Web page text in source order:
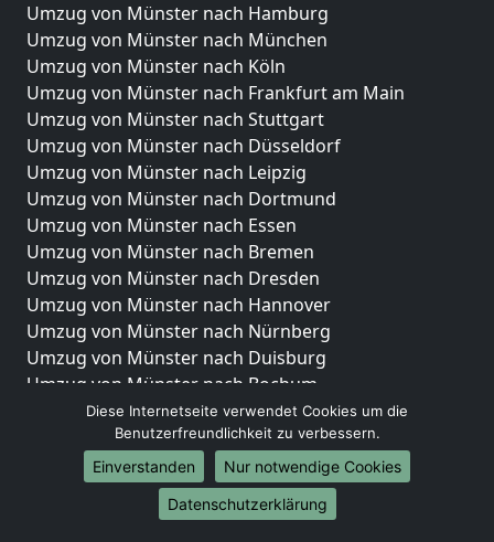
Umzug von Münster nach Hamburg
Umzug von Münster nach München
Umzug von Münster nach Köln
Umzug von Münster nach Frankfurt am Main
Umzug von Münster nach Stuttgart
Umzug von Münster nach Düsseldorf
Umzug von Münster nach Leipzig
Umzug von Münster nach Dortmund
Umzug von Münster nach Essen
Umzug von Münster nach Bremen
Umzug von Münster nach Dresden
Umzug von Münster nach Hannover
Umzug von Münster nach Nürnberg
Umzug von Münster nach Duisburg
Umzug von Münster nach Bochum
Umzug von Münster nach Wuppertal
Umzug von Münster nach Bielefeld
Umzug von Münster nach Bonn
Umzug von Münster nach Münster
Diese Internetseite verwendet Cookies um die
Benutzerfreundlichkeit zu verbessern.
Einverstanden
Nur notwendige Cookies
Datenschutzerklärung